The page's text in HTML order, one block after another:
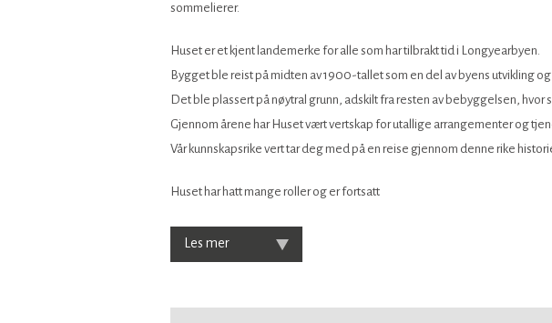
sommelierer.
Huset er et kjent landemerke for alle som har tilbrakt tid i Longyearbyen.
Bygget ble reist på midten av 1900-tallet som en del av byens utvikling
Det ble plassert på nøytral grunn, adskilt fra resten av bebyggelsen,
Gjennom årene har Huset vært vertskap for utallige arrangementer og
Vår kunnskapsrike vert tar deg med på en reise gjennom denne rike
Huset har hatt mange roller og er fortsatt
Les mer